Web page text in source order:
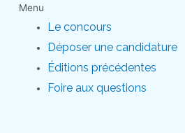
Menu
Le concours
Déposer une candidature
Éditions précédentes
Foire aux questions